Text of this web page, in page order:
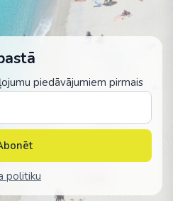
piedāvājumiem pirmais
politiku